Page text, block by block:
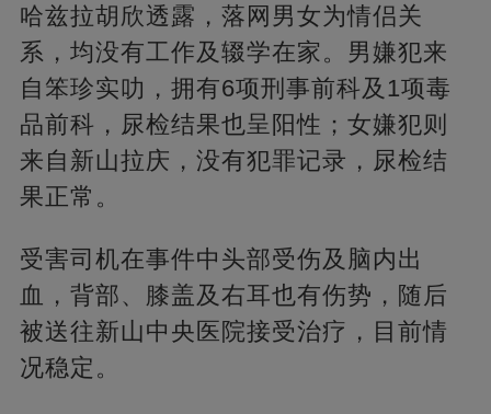
哈兹拉胡欣透露，落网男女为情侣关
系，均没有工作及辍学在家。男嫌犯来
自笨珍实叻，拥有6项刑事前科及1项毒
品前科，尿检结果也呈阳性；女嫌犯则
来自新山拉庆，没有犯罪记录，尿检结
果正常。
受害司机在事件中头部受伤及脑内出
血，背部、膝盖及右耳也有伤势，随后
被送往新山中央医院接受治疗，目前情
况稳定。